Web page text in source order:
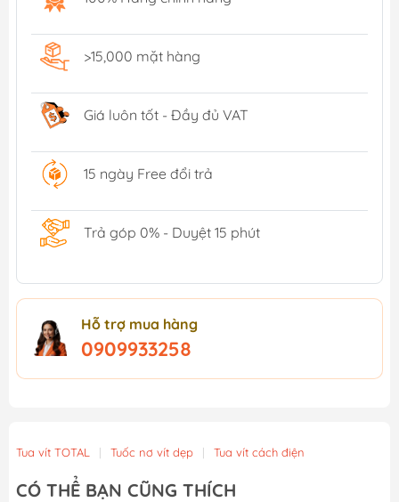
>15,000 mặt hàng
Giá luôn tốt - Đầy đủ VAT
15 ngày Free đổi trả
Trả góp 0% - Duyệt 15 phút
Hỗ trợ mua hàng
0909933258
Tua vít TOTAL | Tuốc nơ vít dẹp | Tua vít cách điện
CÓ THỂ BẠN CŨNG THÍCH